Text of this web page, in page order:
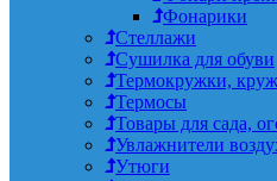
Фонарики
Стеллажи
Сушилка для обуви
Термокружки,
Термосы
Товары для сада,
Увлажнители
Утюги